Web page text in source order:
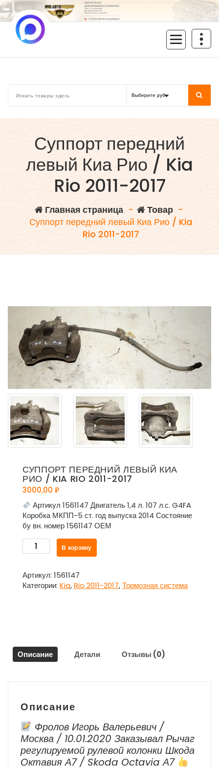
Перейти
к
содержимому
Суппорт передний
левый Киа Рио / Kia
Rio 2011-2017
Главная страница- Товар-
Суппорт передний левый Киа Рио / Kia
Rio 2011-2017
СУППОРТ ПЕРЕДНИЙ ЛЕВЫЙ КИА
РИО / KIA RIO 2011-2017
3000,00 ₽
Артикул 1561147 Двигатель 1,4 л. 107 л.с. G4FA
Коробка МКПП-5 ст. год выпуска 2014 Состояние
бу вн. номер 1561147 ОЕМ
Количество
товара
передний
левый
2011-
2017
В корзину
Артикул: 1561147
Категории: Kia,Rio 2011-2017,Тормозная система
Описание Детали Отзывы (0)
Описание
Фролов Игорь Валерьевич /
Москва / 10.01.2020 Заказывал Рычаг
регулируемой рулевой колонки Шкода
Октавия А7 / Skoda Octavia А7